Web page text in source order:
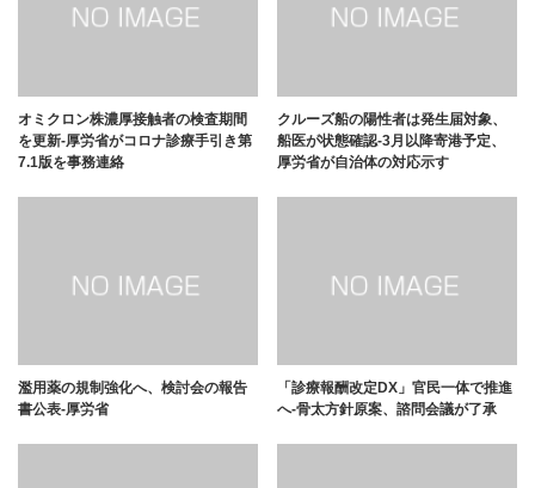
オミクロン株濃厚接触者の検査期間
を更新-厚労省がコロナ診療手引き第
7.1版を事務連絡
クルーズ船の陽性者は発生届対象、
船医が状態確認-3月以降寄港予定、
厚労省が自治体の対応示す
濫用薬の規制強化へ、検討会の報告
書公表-厚労省
「診療報酬改定DX」官民一体で推進
へ-骨太方針原案、諮問会議が了承